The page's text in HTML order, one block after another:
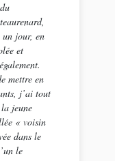
un jour, en
et
mettre en
j’ai tout
jeune
« voisin
dans le
le